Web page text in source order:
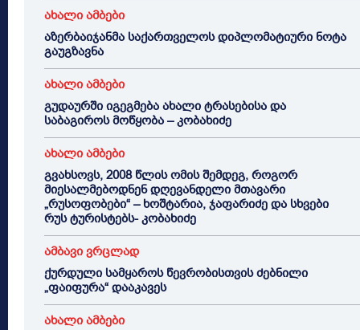
ახალი ამბები
აზერბაიჯანმა საქართველოს დიპლომატიური ნოტა
გაუგზავნა
ახალი ამბები
გუდაურში იგეგმება ახალი ტრასებისა და
საბაგიროს მოწყობა – კობახიძე
ახალი ამბები
გვახსოვს, 2008 წლის ომის შემდეგ, როგორ
მიესალმებოდნენ დღევანდელი მთავარი
„რუსოფობები“ – ხოშტარია, ჯაფარიძე და სხვები
რუს ტურისტებს- კობახიძე
ამბავი ვრცლად
ქურდული სამყაროს წევრობისთვის ძებნილი
„ფაიფურა“ დააკავეს
ახალი ამბები